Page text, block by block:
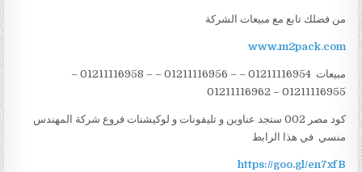
من فضلك تابع مع مبيعات الشركة
www.m2pack.com
مبيعات 01211116954 – – 01211116956 – – 01211116958 –
01211116955 – 01211116962
كود مصر 002 ستجد عناوين و تليفونات و لوكيشنات فروع شركة المهندس
منسي في هذا الرابط
https://goo.gl/en7xfB